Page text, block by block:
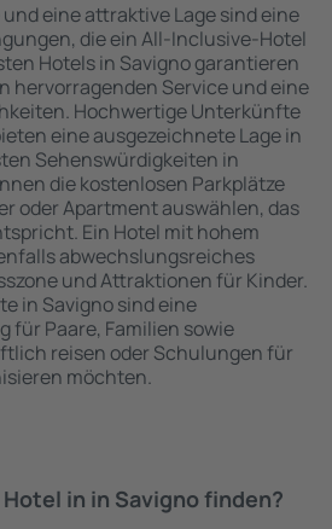
eine attraktive Lage sind eine
die ein All-Inclusive-Hotel
Hotels in Savigno garantieren
hervorragenden Service und eine
Hochwertige Unterkünfte
eine ausgezeichnete Lage in
Sehenswürdigkeiten in
die kostenlosen Parkplätze
oder Apartment auswählen, das
Ein Hotel mit hohem
abwechslungsreiches
und Attraktionen für Kinder.
in Savigno sind eine
für Paare, Familien sowie
reisen oder Schulungen für
möchten.
in in Savigno finden?